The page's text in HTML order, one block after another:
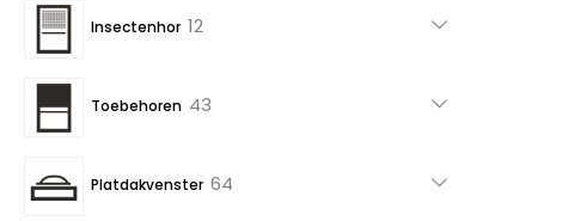
Insectenhor 12
Toebehoren 43
Platdakvenster 64